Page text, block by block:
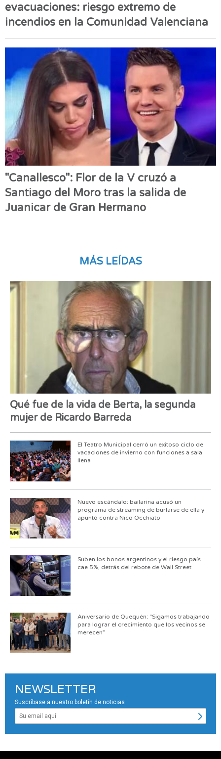
evacuaciones: riesgo extremo de
incendios en la Comunidad Valenciana
"Canallesco": Flor de la V cruzó a
Santiago del Moro tras la salida de
Juanicar de Gran Hermano
MÁS LEÍDAS
Qué fue de la vida de Berta, la segunda
mujer de Ricardo Barreda
El Teatro Municipal cerró un exitoso ciclo de
vacaciones de invierno con funciones a sala
llena
Nuevo escándalo: bailarina acusó un
programa de streaming de burlarse de ella y
apuntó contra Nico Occhiato
Suben los bonos argentinos y el riesgo país
cae 5%, detrás del rebote de Wall Street
Aniversario de Quequén: “Sigamos trabajando
para lograr el crecimiento que los vecinos se
merecen”
NEWSLETTER
Suscríbase a nuestro boletín de noticias